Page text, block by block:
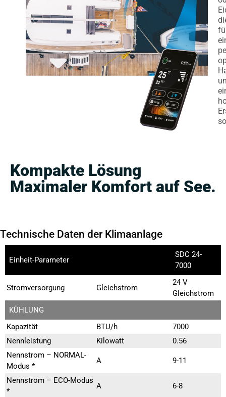
Kompakte Lösung
Maximaler Komfort auf See.
Technische Daten der Klimaanlage
Einheit-Parameter
SDC 24-
7000
Stromversorgung Gleichstrom
24 V
Gleichstrom
KÜHLUNG
Kapazität
BTU/h
7000
Nennleistung
Kilowatt
0.56
Nennstrom – NORMAL-
Modus *
A 9-11
Nennstrom – ECO-Modus
*
A 6-8